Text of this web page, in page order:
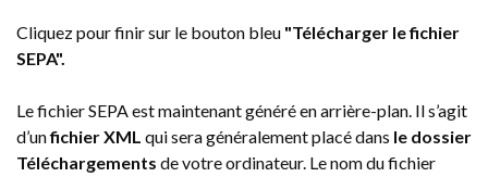
Cliquez pour finir sur le bouton bleu "Télécharger le fichier
SEPA".
Le fichier SEPA est maintenant généré en arrière-plan. Il s’agit
d’unfichier XML qui sera généralement placé dans le dossier
Téléchargements de votre ordinateur. Le nom du fichier